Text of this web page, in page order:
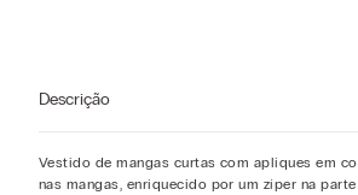
Descrição
Vestido de mangas curtas com apliques em
nas mangas, enriquecido por um zíper na